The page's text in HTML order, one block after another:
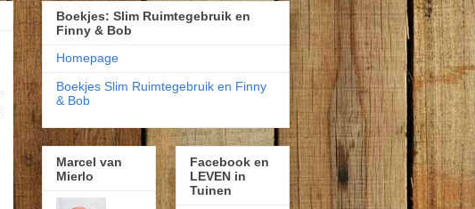
Boekjes: Slim Ruimtegebruik en
Finny & Bob
Homepage
Boekjes Slim Ruimtegebruik en Finny
& Bob
Marcel van
Mierlo
Facebook en
LEVEN in
Tuinen